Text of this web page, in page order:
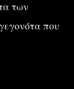
των
που